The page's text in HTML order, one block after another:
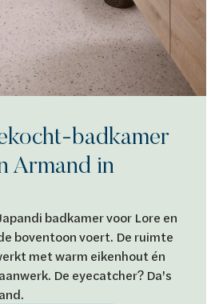
badkamer
Armand in
badkamer voor Lore en
boventoon voert. De ruimte
met warm eikenhout én
De eyecatcher? Da's